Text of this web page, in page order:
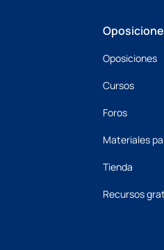
Oposiciones
Cursos
Foros
Materiales
Tienda
Recursos